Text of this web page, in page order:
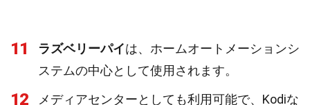
11 ラズベリーパイは、ホームオートメーションシ
ステムの中心として使用されます。
12 メディアセンターとしても利用可能で、Kodiな